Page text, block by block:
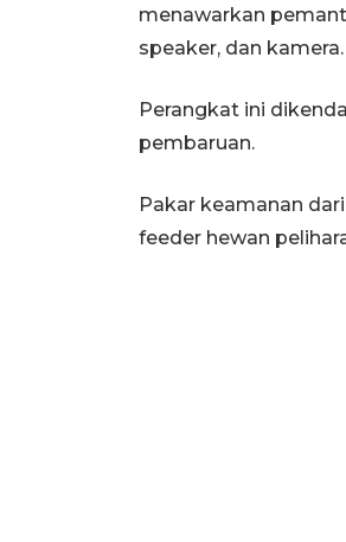
menawarkan
speaker, dan kamera.
Perangkat ini
pembaruan.
Pakar keamanan
feeder hewan